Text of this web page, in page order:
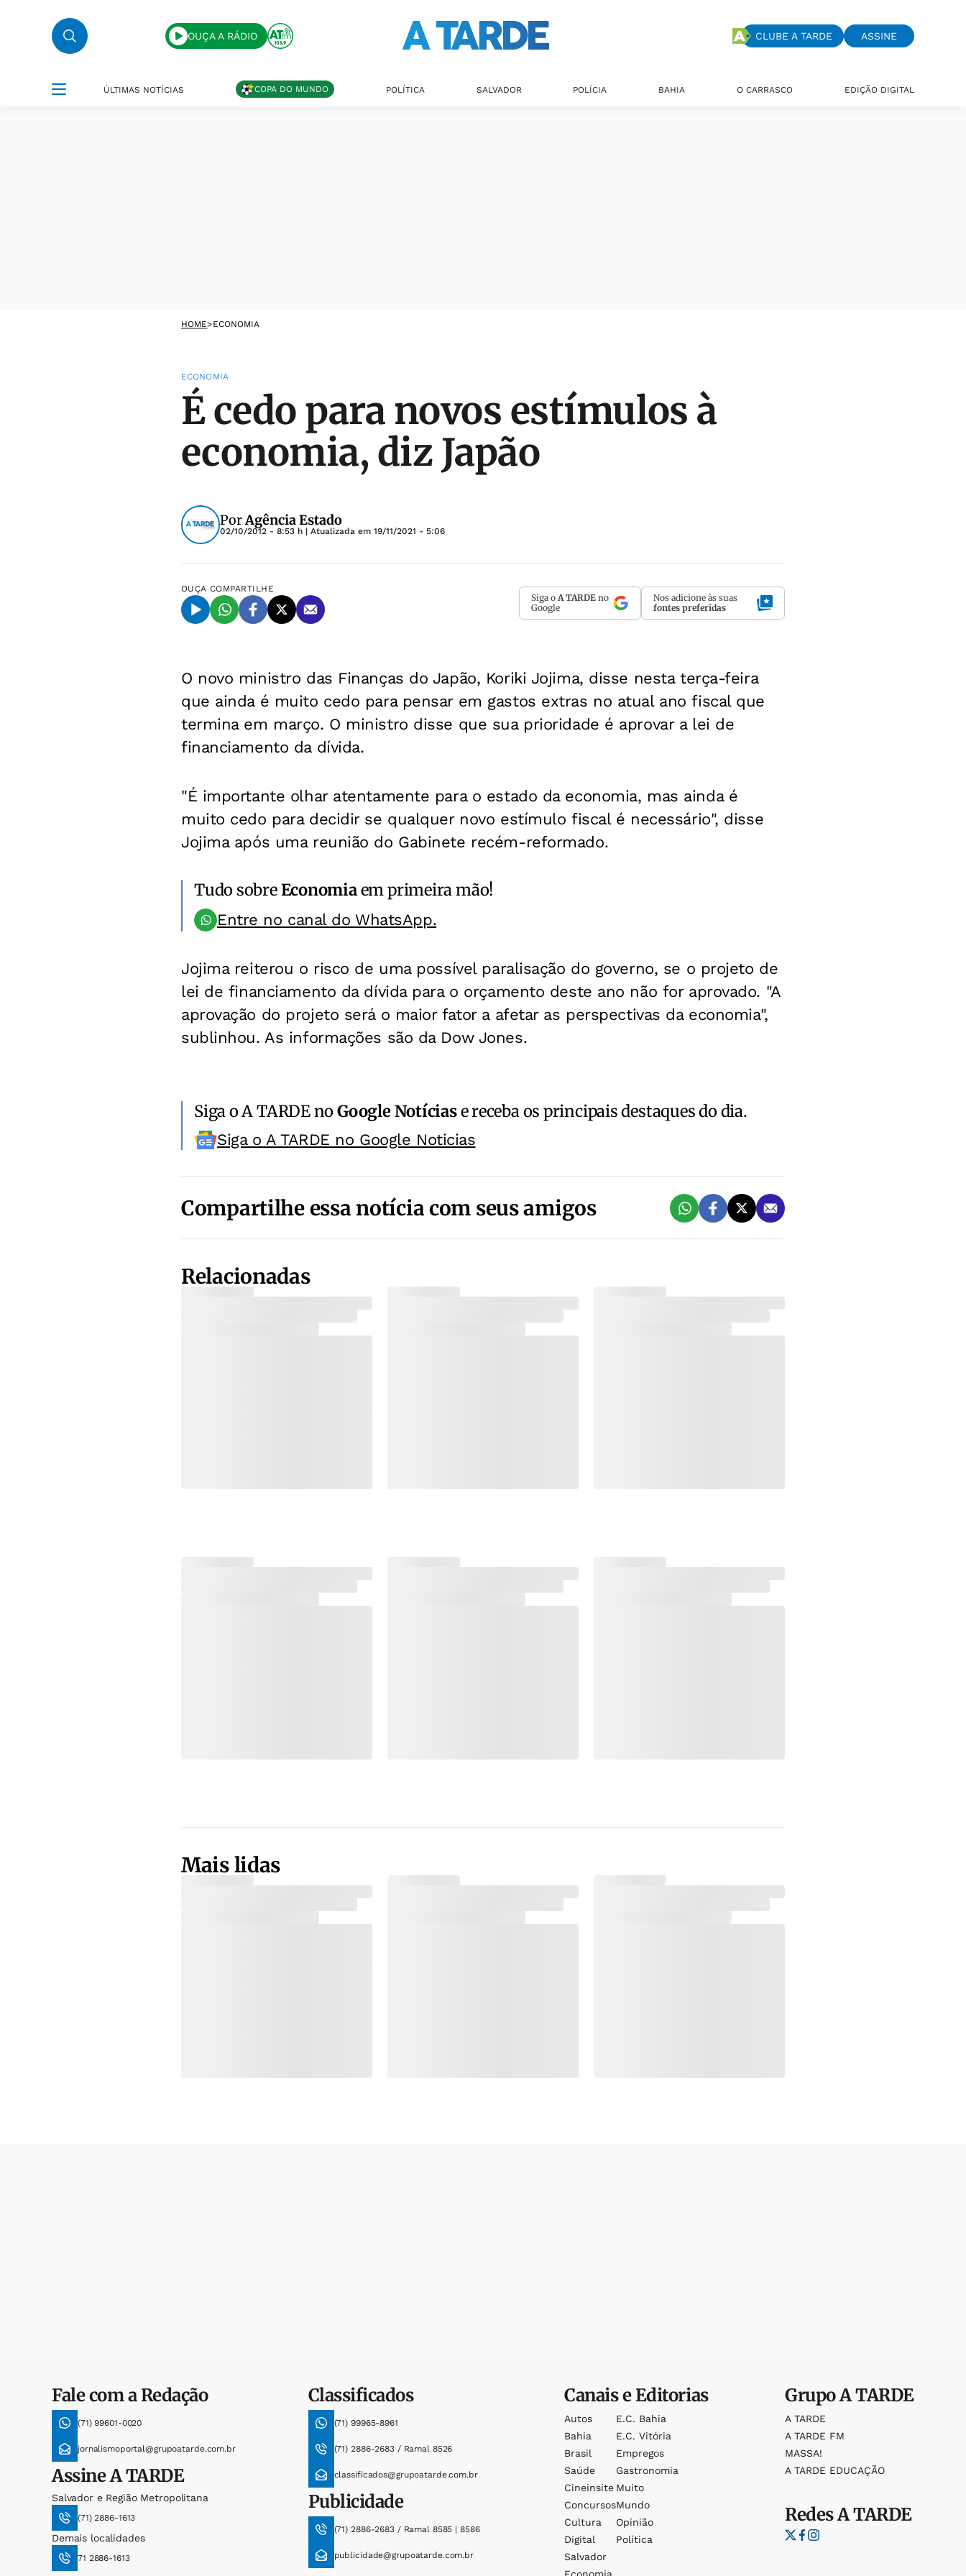
OUÇA A RÁDIO CLUBE A TARDE ASSINE
ÚLTIMAS NOTÍCIAS COPA DO MUNDO POLÍTICA SALVADOR POLÍCIA BAHIA O CARRASCO EDIÇÃO DIGITAL
HOME>ECONOMIA
ECONOMIA
É cedo para novos estímulos à
economia, diz Japão
PorAgência Estado
02/10/2012 - 8:53 h | Atualizada em 19/11/2021 - 5:06
OUÇA COMPARTILHE
Siga o A TARDE no
Google
Nos adicione às suas
fontes preferidas
O novo ministro das Finanças do Japão, Koriki Jojima, disse nesta terça-feira
que ainda é muito cedo para pensar em gastos extras no atual ano fiscal que
termina em março. O ministro disse que sua prioridade é aprovar a lei de
financiamento da dívida.
"É importante olhar atentamente para o estado da economia, mas ainda é
muito cedo para decidir se qualquer novo estímulo fiscal é necessário", disse
Jojima após uma reunião do Gabinete recém-reformado.
Tudo sobreEconomiaem primeira mão!
Entre no canal do WhatsApp.
Jojima reiterou o risco de uma possível paralisação do governo, se o projeto de
lei de financiamento da dívida para o orçamento deste ano não for aprovado. "A
aprovação do projeto será o maior fator a afetar as perspectivas da economia",
sublinhou. As informações são da Dow Jones.
Siga o A TARDE noGoogle Notíciase receba os principais destaques do dia.
Siga o A TARDE no Google Noticias
Compartilhe essa notícia com seus amigos
Relacionadas
Mais lidas
Fale com a Redação
(71) 99601-0020
jornalismoportal@grupoatarde.com.br
AssineA TARDE
Salvador e Região Metropolitana
(71) 2886-1613
Demais localidades
71 2886-1613
Classificados
(71) 99965-8961
(71) 2886-2683 / Ramal 8526
classificados@grupoatarde.com.br
Publicidade
(71) 2886-2683 / Ramal 8585 | 8586
publicidade@grupoatarde.com.br
Canais e Editorias
Autos
Bahia
Brasil
Saúde
Cineinsite
Concursos
Cultura
Digital
Salvador
E.c. Bahia
E.c. Vitória
Empregos
Gastronomia
Muito
Mundo
Opinião
Política
GrupoA TARDE
A TARDE
A TARDE FM
MASSA!
A TARDE EDUCAÇÃO
RedesA TARDE